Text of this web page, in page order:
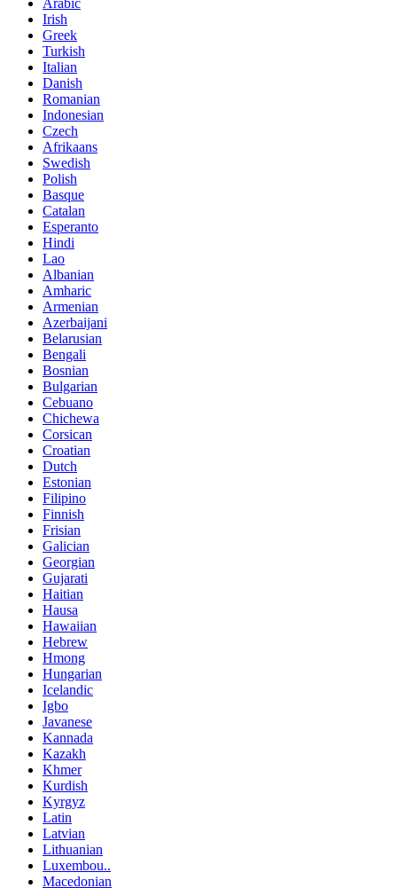
Irish
Greek
Turkish
Italian
Danish
Romanian
Indonesian
Czech
Afrikaans
Swedish
Polish
Basque
Catalan
Esperanto
Hindi
Lao
Albanian
Amharic
Armenian
Azerbaijani
Belarusian
Bengali
Bosnian
Bulgarian
Cebuano
Chichewa
Corsican
Croatian
Dutch
Estonian
Filipino
Finnish
Frisian
Galician
Georgian
Gujarati
Haitian
Hausa
Hawaiian
Hebrew
Hmong
Hungarian
Icelandic
Igbo
Javanese
Kannada
Kazakh
Khmer
Kurdish
Kyrgyz
Latin
Latvian
Lithuanian
Luxembou..
Macedonian